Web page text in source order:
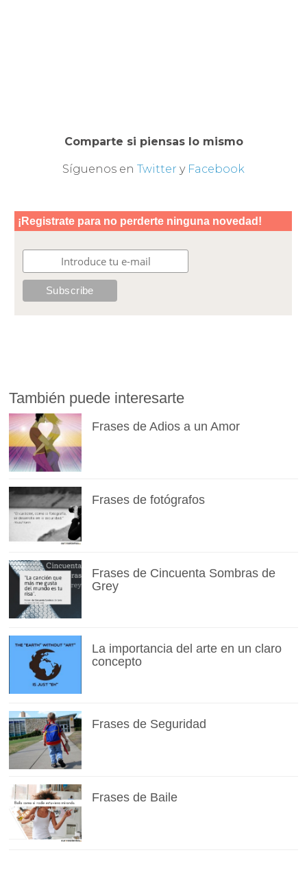
Comparte si piensas lo mismo
Síguenos en Twitter y Facebook
También puede interesarte
Frases de Adios a un Amor
Frases de fotógrafos
Frases de Cincuenta Sombras de
Grey
La importancia del arte en un claro
concepto
Frases de Seguridad
Frases de Baile